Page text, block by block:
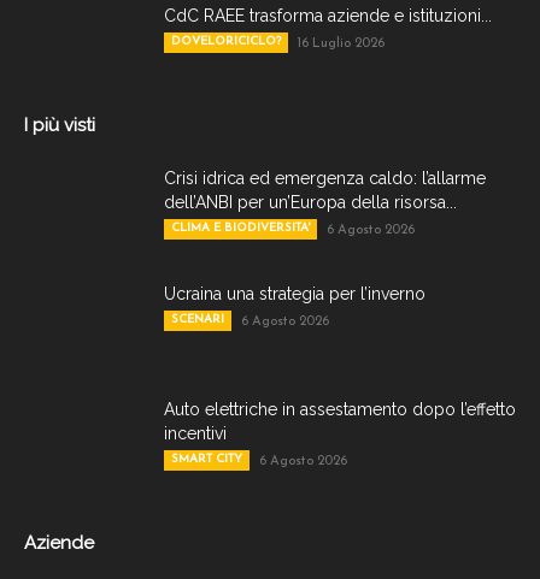
CdC RAEE trasforma aziende e istituzioni...
DOVELORICICLO? 16 Luglio 2026
I più visti
Crisi idrica ed emergenza caldo: l’allarme
dell’ANBI per un’Europa della risorsa...
CLIMA E BIODIVERSITA' 6 Agosto 2026
Ucraina una strategia per l’inverno
SCENARI 6 Agosto 2026
Auto elettriche in assestamento dopo l’effetto
incentivi
SMART CITY 6 Agosto 2026
Aziende